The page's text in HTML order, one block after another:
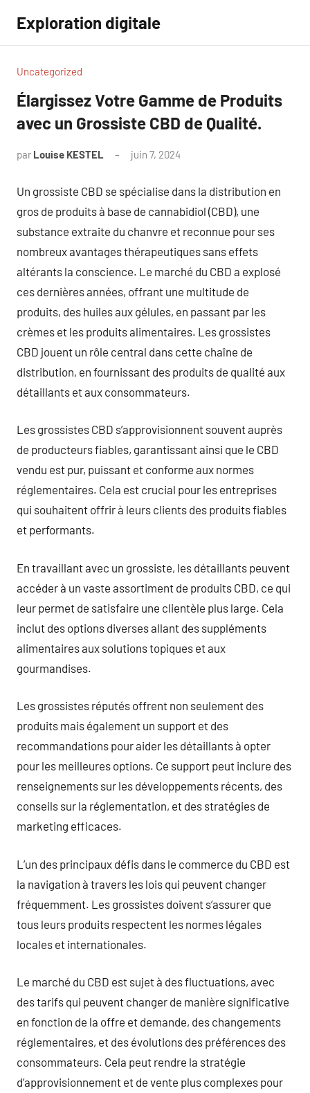
contenu
Exploration digitale
Uncategorized
Élargissez Votre Gamme de Produits
avec un Grossiste CBD de Qualité.
par Louise KESTEL juin 7, 2024
Un grossiste CBD se spécialise dans la distribution en
gros de produits à base de cannabidiol (CBD), une
substance extraite du chanvre et reconnue pour ses
nombreux avantages thérapeutiques sans effets
altérants la conscience. Le marché du CBD a explosé
ces dernières années, offrant une multitude de
produits, des huiles aux gélules, en passant par les
crèmes et les produits alimentaires. Les grossistes
CBD jouent un rôle central dans cette chaîne de
distribution, en fournissant des produits de qualité aux
détaillants et aux consommateurs.
Les grossistes CBD s’approvisionnent souvent auprès
de producteurs fiables, garantissant ainsi que le CBD
vendu est pur, puissant et conforme aux normes
réglementaires. Cela est crucial pour les entreprises
qui souhaitent offrir à leurs clients des produits fiables
et performants.
En travaillant avec un grossiste, les détaillants peuvent
accéder à un vaste assortiment de produits CBD, ce qui
leur permet de satisfaire une clientèle plus large. Cela
inclut des options diverses allant des suppléments
alimentaires aux solutions topiques et aux
gourmandises.
Les grossistes réputés offrent non seulement des
produits mais également un support et des
recommandations pour aider les détaillants à opter
pour les meilleures options. Ce support peut inclure des
renseignements sur les développements récents, des
conseils sur la réglementation, et des stratégies de
marketing efficaces.
L’un des principaux défis dans le commerce du CBD est
la navigation à travers les lois qui peuvent changer
fréquemment. Les grossistes doivent s’assurer que
tous leurs produits respectent les normes légales
locales et internationales.
Le marché du CBD est sujet à des fluctuations, avec
des tarifs qui peuvent changer de manière significative
en fonction de la offre et demande, des changements
réglementaires, et des évolutions des préférences des
consommateurs. Cela peut rendre la stratégie
d’approvisionnement et de vente plus complexes pour